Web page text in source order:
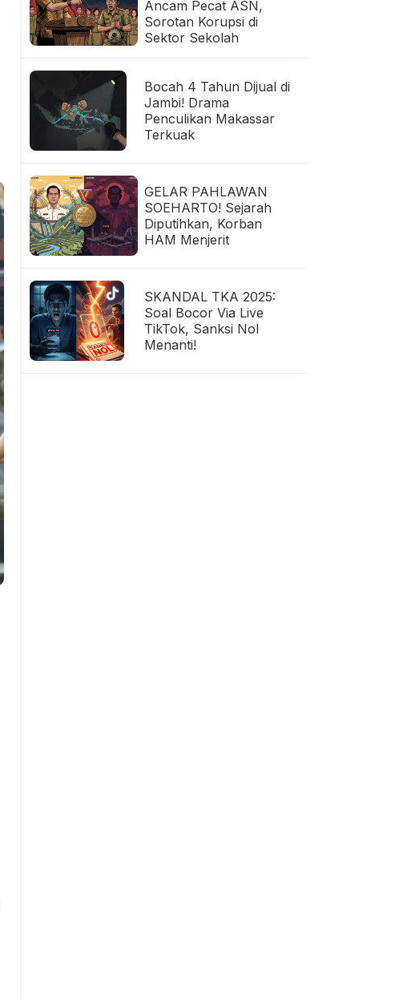
Ancam Pecat ASN,
Sorotan Korupsi di
Sektor Sekolah
Bocah 4 Tahun Dijual di
Jambi! Drama
Penculikan Makassar
Terkuak
GELAR PAHLAWAN
SOEHARTO! Sejarah
Diputihkan, Korban
HAM Menjerit
SKANDAL TKA 2025:
Soal Bocor Via Live
TikTok, Sanksi Nol
Menanti!